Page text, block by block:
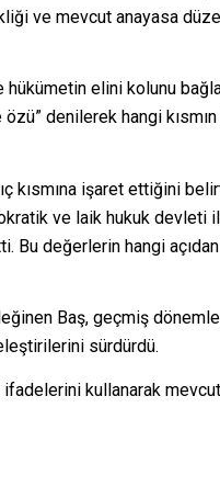
ve mevcut anayasa
hükümetin elini kolunu
denilerek hangi
kısmına işaret ettiğini
ve laik hukuk devleti
Bu değerlerin hangi
Baş, geçmiş
sürdürdü.
kullanarak mevcut